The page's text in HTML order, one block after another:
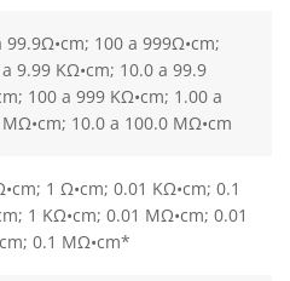
99.9Ω•cm; 100 a 999Ω•cm;
9.99 KΩ•cm; 10.0 a 99.9
100 a 999 KΩ•cm; 1.00 a
10.0 a 100.0 MΩ•cm
1 Ω•cm; 0.01 KΩ•cm; 0.1
1 KΩ•cm; 0.01 MΩ•cm; 0.01
0.1 MΩ•cm*